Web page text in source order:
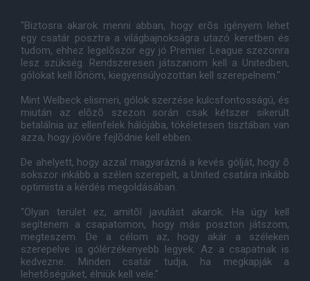
"Biztosra akarok menni abban, hogy erõs igényem lehet
egy csatár posztra a világbajnokságra utazó keretben és
tudom, ehhez legelõször egy jó Premier League szezonra
lesz szükség. Rendszeresen játszanom kell a Unitedben,
gólokat kell lõnöm, kiegyensúlyozottan kell szerepelnem."
Mint Welbeck elismeri, gólok szerzése kulcsfontosságú, és
miután az elõzõ szezon során csak kétszer sikerült
betalálnia az ellenfelek hálójába, tökéletesen tisztában van
azza, hogy jövõre fejlõdnie kell ebben.
De ahelyett, hogy azzal magyarázná a kevés gólját, hogy õ
sokszor inkább a szélen szerepelt, a United csatára inkább
optimista a kérdés megoldásában.
"Olyan terület ez, amitõl javulást akarok. Ha úgy kell
segítenem a csapatomon, hogy más poszton játszom,
megteszem. De a célom az, hogy akár a széleken
szerepelve is gólérzékenyebb legyek. Az a csapatnak is
kedvezne. Minden csatár tudja, ha megkapják a
lehetõségüket, élniük kell vele."